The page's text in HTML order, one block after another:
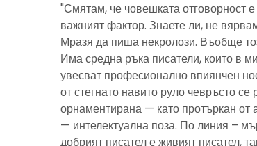
"Смятам, че човешката отговорност
важният фактор. Знаете ли, не
Мразя да пиша некролози. Въобще
Има средна ръка писатели, които в
увесват професионално впиянчен
от стегнато навито руло чевръсто се
орнаментирана — като протъркан
— интелектуална поза. По линия –
добрият писател е живият писател,